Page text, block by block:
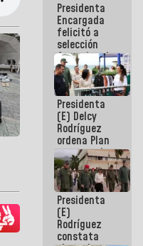
Presidenta
Encargada
felicitó a
selección
femenina de
baloncesto
por su
clasificación
a la
AmeriCup
2027
Presidenta
(E) Delcy
Rodríguez
ordena Plan
maestro de
desarrollo
logístico y
turístico
para La
Guaira
Presidenta
(E)
Rodríguez
constata